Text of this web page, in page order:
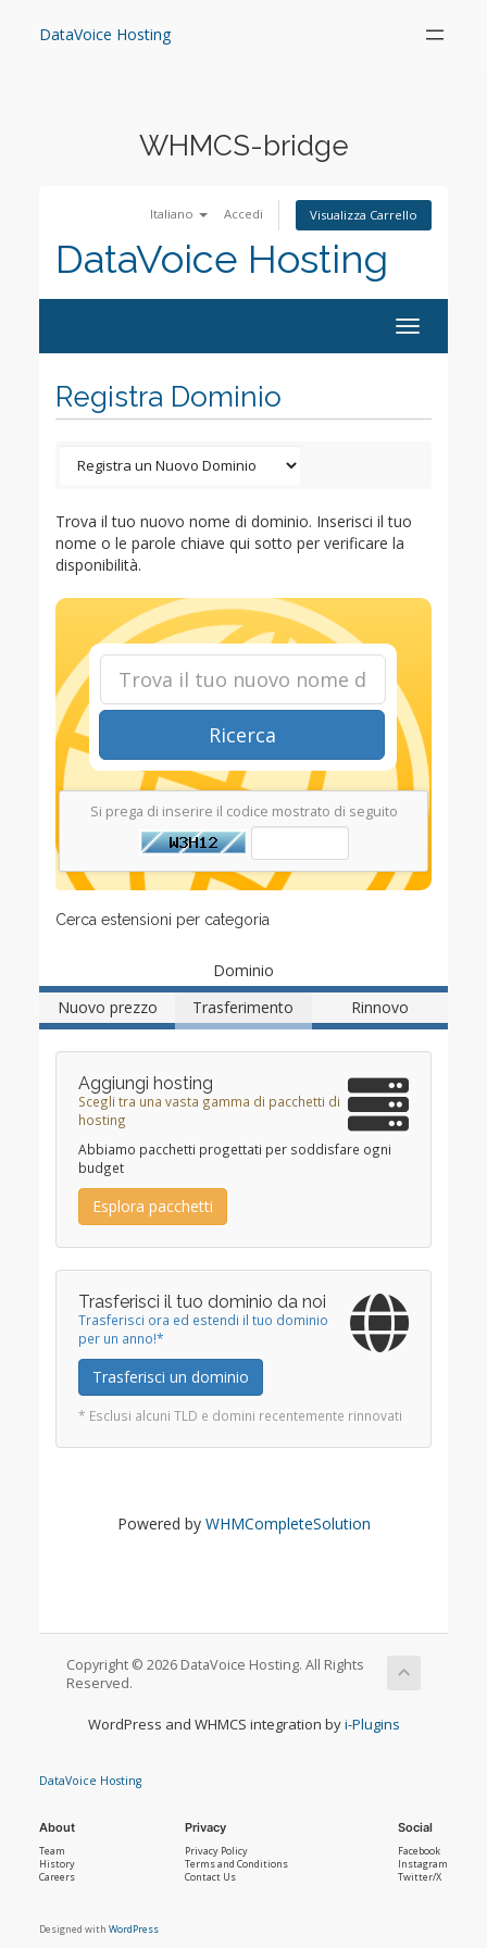
DataVoice Hosting
WHMCS-bridge
Italiano Accedi Visualizza Carrello
DataVoice Hosting
Toggle
navigation
Registra Dominio
Trova il tuo nuovo nome di dominio. Inserisci il tuo
nome o le parole chiave qui sotto per verificare la
disponibilità.
Ricerca
Si prega di inserire il codice mostrato di seguito
Cerca estensioni per categoria
Dominio
Nuovo prezzo
Trasferimento Rinnovo
Aggiungi hosting
Scegli tra una vasta gamma di pacchetti di
hosting
Abbiamo pacchetti progettati per soddisfare ogni
budget
Esplora pacchetti
Trasferisci il tuo dominio da noi
Trasferisci ora ed estendi il tuo dominio
per un anno!*
Trasferisci un dominio
* Esclusi alcuni TLD e domini recentemente rinnovati
Powered by WHMCompleteSolution
Copyright © 2026 DataVoice Hosting. All Rights
Reserved.
WordPress and WHMCS integration byi-Plugins
DataVoice Hosting
About
Team
History
Careers
Privacy
Privacy Policy
Terms and Conditions
Contact Us
Social
Facebook
Instagram
Twitter/X
Designed with WordPress